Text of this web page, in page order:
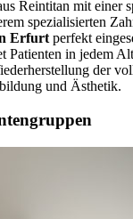
Reintitan mit einer
spezialisierten
Erfurt perfekt
Patienten in jedem
der
und Ästhetik.